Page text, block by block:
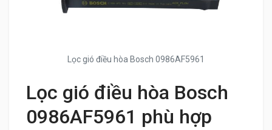
Lọc gió điều hòa Bosch 0986AF5961
Lọc gió điều hòa Bosch
0986AF5961 phù hợp